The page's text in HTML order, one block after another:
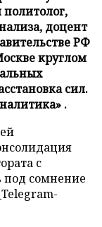
доцент
РФ
круглом
сил.
.
с
под сомнение
Telegram-